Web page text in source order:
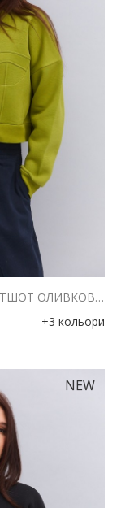
ЖІНОЧИЙ УКОРОЧЕНИЙ СВІТШОТ ОЛИВКОВИЙ З ІМІТАЦІЄЮ КОРСЕТА
+3 кольори
NEW